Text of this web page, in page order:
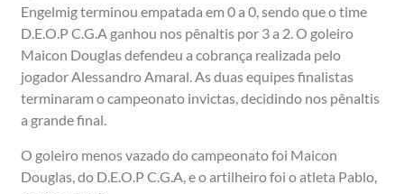
Engelmig terminou empatada em 0 a 0, sendo que o time
D.E.O.P C.G.A ganhou nos pênaltis por 3 a 2. O goleiro
Maicon Douglas defendeu a cobrança realizada pelo
jogador Alessandro Amaral. As duas equipes finalistas
terminaram o campeonato invictas, decidindo nos pênaltis
a grande final.
O goleiro menos vazado do campeonato foi Maicon
Douglas, do D.E.O.P C.G.A, e o artilheiro foi o atleta Pablo,